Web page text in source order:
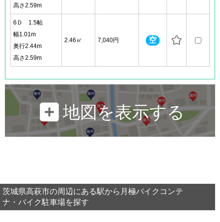
高さ2.59m
6Ｄ 1.5帖
幅1.01m
奥行2.44m
高さ2.59m
2.46㎡ 7,040円 空
地図を表示する
茨城県高萩市の周辺にある駅から月極バイクコンテ
ナ・バイク駐車場を探す